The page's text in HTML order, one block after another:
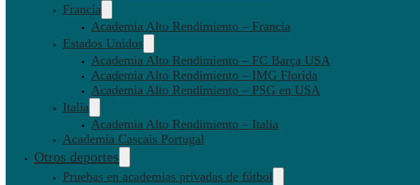
Francia
Academia Alto Rendimiento – Francia
Estados Unidos
Academia Alto Rendimiento – FC Barça USA
Academia Alto Rendimiento – IMG Florida
Academia Alto Rendimiento – PSG en USA
Italia
Academia Alto Rendimiento – Italia
Academia Cascais Portugal
Otros deportes
Pruebas en academias privadas de fútbol